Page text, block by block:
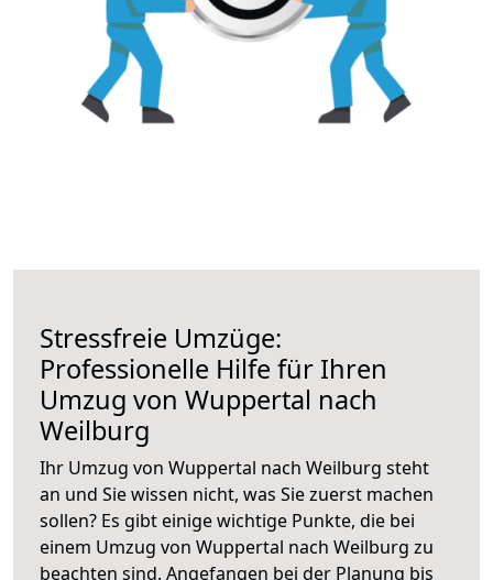
Stressfreie Umzüge:
Professionelle Hilfe für Ihren
Umzug von Wuppertal nach
Weilburg
Ihr Umzug von Wuppertal nach Weilburg steht
an und Sie wissen nicht, was Sie zuerst machen
sollen? Es gibt einige wichtige Punkte, die bei
einem Umzug von Wuppertal nach Weilburg zu
beachten sind. Angefangen bei der Planung bis